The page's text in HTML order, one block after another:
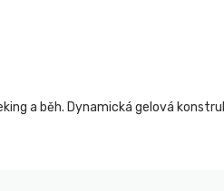
a běh. Dynamická gelová